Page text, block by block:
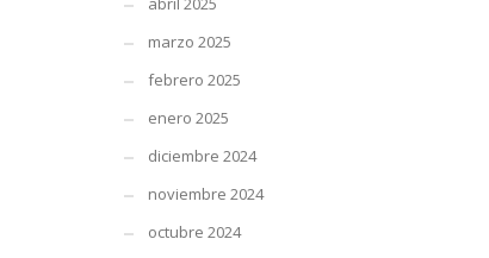
marzo 2025
febrero 2025
enero 2025
diciembre 2024
noviembre 2024
octubre 2024